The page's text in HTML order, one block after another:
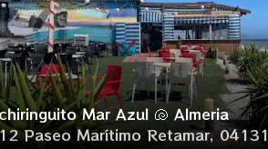
Mar Azul 🐚 Almeria
12 Paseo Marítimo Retamar, 04131